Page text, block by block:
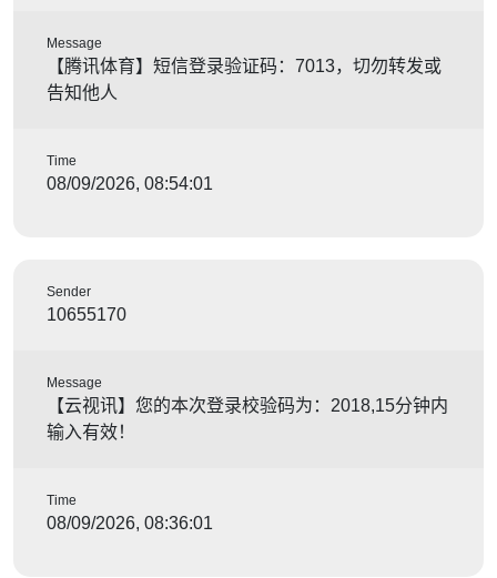
Message
【腾讯体育】短信登录验证码：7013，切勿转发或
告知他人
Time
08/09/2026, 08:54:01
Sender
10655170
Message
【云视讯】您的本次登录校验码为：2018,15分钟内
输入有效！
Time
08/09/2026, 08:36:01